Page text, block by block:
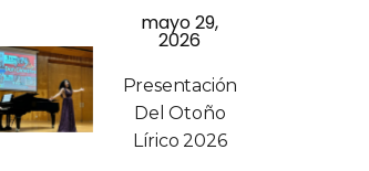
mayo 29,
2026
Presentación
Del Otoño
Lírico 2026